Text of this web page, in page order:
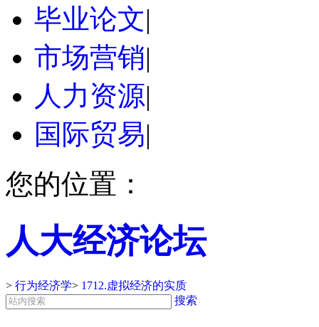
毕业论文|
市场营销|
人力资源|
国际贸易|
您的位置：
人大经济论坛
> 行为经济学> 1712.虚拟经济的实质
搜索